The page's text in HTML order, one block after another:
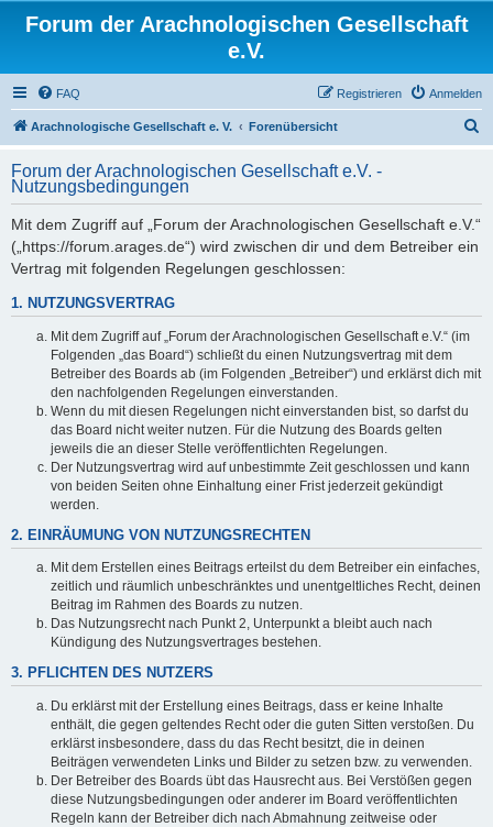
Forum der Arachnologischen Gesellschaft
e.V.
FAQ Anmelden
Registrieren
Arachnologische Gesellschaft e. V. Forenübersicht
h
Forum der Arachnologischen Gesellschaft e.V. -
Nutzungsbedingungen
Mit dem Zugriff auf „Forum der Arachnologischen Gesellschaft e.V.“
(„https://forum.arages.de“) wird zwischen dir und dem Betreiber ein
Vertrag mit folgenden Regelungen geschlossen:
1. NUTZUNGSVERTRAG
Mit dem Zugriff auf „Forum der Arachnologischen Gesellschaft e.V.“ (im
Folgenden „das Board“) schließt du einen Nutzungsvertrag mit dem
Betreiber des Boards ab (im Folgenden „Betreiber“) und erklärst dich mit
den nachfolgenden Regelungen einverstanden.
Wenn du mit diesen Regelungen nicht einverstanden bist, so darfst du
das Board nicht weiter nutzen. Für die Nutzung des Boards gelten
jeweils die an dieser Stelle veröffentlichten Regelungen.
Der Nutzungsvertrag wird auf unbestimmte Zeit geschlossen und kann
von beiden Seiten ohne Einhaltung einer Frist jederzeit gekündigt
werden.
2. EINRÄUMUNG VON NUTZUNGSRECHTEN
Mit dem Erstellen eines Beitrags erteilst du dem Betreiber ein einfaches,
zeitlich und räumlich unbeschränktes und unentgeltliches Recht, deinen
Beitrag im Rahmen des Boards zu nutzen.
Das Nutzungsrecht nach Punkt 2, Unterpunkt a bleibt auch nach
Kündigung des Nutzungsvertrages bestehen.
3. PFLICHTEN DES NUTZERS
Du erklärst mit der Erstellung eines Beitrags, dass er keine Inhalte
enthält, die gegen geltendes Recht oder die guten Sitten verstoßen. Du
erklärst insbesondere, dass du das Recht besitzt, die in deinen
Beiträgen verwendeten Links und Bilder zu setzen bzw. zu verwenden.
Der Betreiber des Boards übt das Hausrecht aus. Bei Verstößen gegen
diese Nutzungsbedingungen oder anderer im Board veröffentlichten
Regeln kann der Betreiber dich nach Abmahnung zeitweise oder